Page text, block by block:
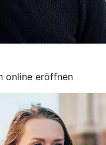
online eröffnen